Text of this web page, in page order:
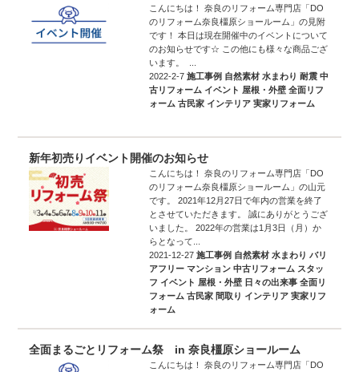
こんにちは！ 奈良のリフォーム専門店「DO
のリフォーム奈良橿原ショールーム」の見附
です！ 本日は現在開催中のイベントについて
のお知らせです☆ この他にも様々な商品ござ
います。 ...
2022-2-7施工事例 自然素材 水まわり 耐震 中
古リフォーム イベント 屋根・外壁 全面リフ
ォーム 古民家 インテリア 実家リフォーム
新年初売りイベント開催のお知らせ
こんにちは！ 奈良のリフォーム専門店「DO
のリフォーム奈良橿原ショールーム」の山元
です。 2021年12月27日で年内の営業を終了
とさせていただきます。 誠にありがとうござ
いました。 2022年の営業は1月3日（月）か
らとなって...
2021-12-27施工事例 自然素材 水まわり バリ
アフリー マンション 中古リフォーム スタッ
フ イベント 屋根・外壁 日々の出来事 全面リ
フォーム 古民家 間取り インテリア 実家リフ
ォーム
全面まるごとリフォーム祭 in 奈良橿原ショールーム
こんにちは！ 奈良のリフォーム専門店「DO